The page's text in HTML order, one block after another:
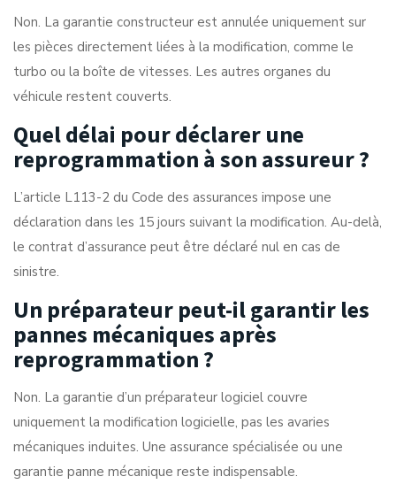
Non. La garantie constructeur est annulée uniquement sur
les pièces directement liées à la modification, comme le
turbo ou la boîte de vitesses. Les autres organes du
véhicule restent couverts.
Quel délai pour déclarer une
reprogrammation à son assureur ?
L’article L113-2 du Code des assurances impose une
déclaration dans les 15 jours suivant la modification. Au-delà,
le contrat d’assurance peut être déclaré nul en cas de
sinistre.
Un préparateur peut-il garantir les
pannes mécaniques après
reprogrammation ?
Non. La garantie d’un préparateur logiciel couvre
uniquement la modification logicielle, pas les avaries
mécaniques induites. Une assurance spécialisée ou une
garantie panne mécanique reste indispensable.